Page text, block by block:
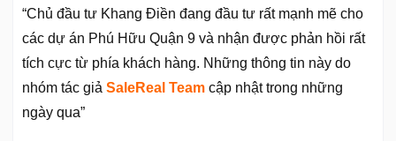
“Chủ đầu tư Khang Điền đang đầu tư rất mạnh mẽ cho
các dự án Phú Hữu Quận 9 và nhận được phản hồi rất
tích cực từ phía khách hàng. Những thông tin này do
nhóm tác giả SaleReal Team cập nhật trong những
ngày qua”